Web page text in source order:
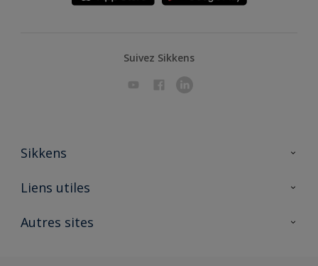
Suivez Sikkens
Sikkens
A propos de Sikkens
Liens utiles
Ouvrir un magasin PASS
Autres sites